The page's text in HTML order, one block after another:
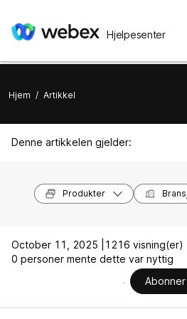
Hjelpesenter
Hjem / Artikkel
Denne artikkelen gjelder:
Produkter
October 11, 2025 |
1216 visning(er) |
0 personer mente dette var nyttig
Abonner